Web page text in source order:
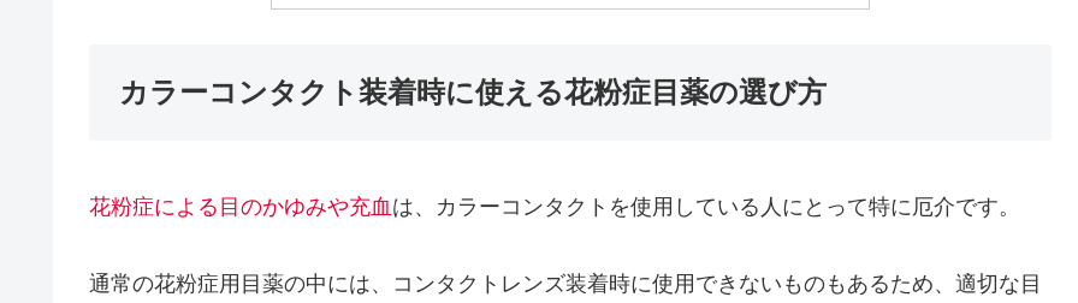
カラーコンタクト装着時に使える花粉症目薬の選び方
花粉症による目のかゆみや充血 は、カラーコンタクトを使用している人にとって特に厄介です。
通常の花粉症用目薬の中には、コンタクトレンズ装着時に使用できないものもあるため、適切な目